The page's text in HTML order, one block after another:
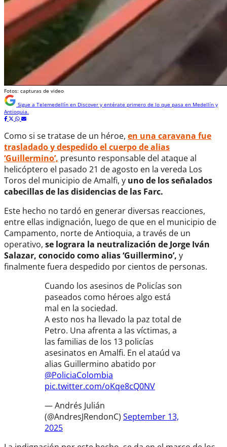
Fotos: capturas de video
Sigue a Telemedellín en Discover y entérate primero de lo que pasa en Medellín y
Antioquia.
Como si se tratase de un héroe, en una caravana fue
trasladado y despedido el cuerpo de alias
‘Guillermino’, presunto responsable del ataque al
helicóptero el pasado 21 de agosto en la vereda Los
Toros del municipio de Amalfi, y uno de los señalados
cabecillas de las disidencias de las Farc.
Este hecho no tardó en generar diversas reacciones,
entre ellas indignación, luego de que en el municipio de
Campamento, norte de Antioquia, a través de un
operativo, se lograra la neutralización de Jorge Iván
Salazar, conocido como alias ‘Guillermino’, y
finalmente fuera despedido por cientos de personas.
Cuando los asesinos de Policías son
paseados como héroes algo está
mal en la sociedad.
A esto nos ha llevado la paz total de
Petro. Una afrenta a las víctimas, a
las familias de los 13 policías
asesinatos en Amalfi. En el ataúd va
alias Guillermino abatido por
@PoliciaColombia
pic.twitter.com/oKqe8cQ0NV
— Andrés Julián
(@AndresJRendonC) September 13,
2025